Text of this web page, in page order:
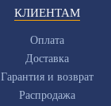
КЛИЕНТАМ
Оплата
Доставка
Гарантия и возврат
Распродажа